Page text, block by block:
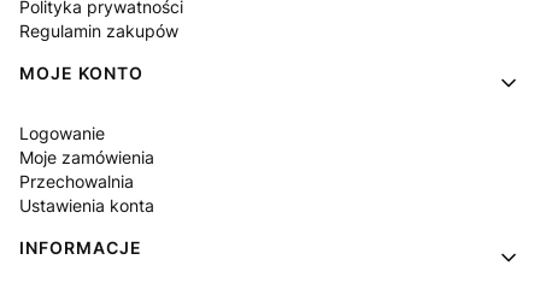
Polityka prywatności
Regulamin zakupów
MOJE KONTO
Logowanie
Moje zamówienia
Przechowalnia
Ustawienia konta
INFORMACJE